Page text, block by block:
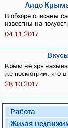
Лицо
В обзоре описаны
известны на
04.11.2017
Крым не зря
же посмотрим, что в
28.10.2017
Работа
Жилая